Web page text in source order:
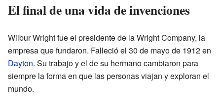
El final de una vida de invenciones
Wilbur Wright fue el presidente de la Wright Company, la
empresa que fundaron. Falleció el 30 de mayo de 1912 en
Dayton. Su trabajo y el de su hermano cambiaron para
siempre la forma en que las personas viajan y exploran el
mundo.